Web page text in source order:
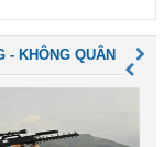
- KHÔNG QUÂN